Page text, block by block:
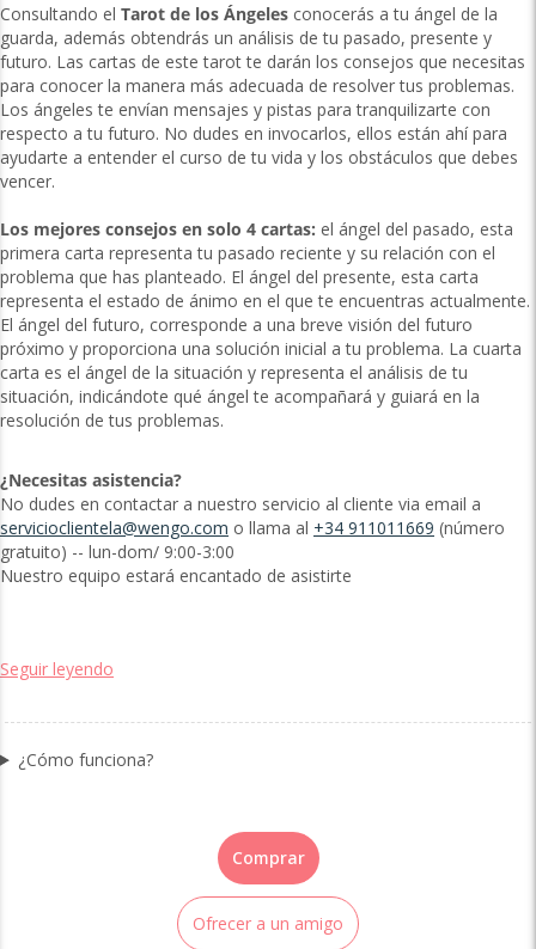
Consultando el Tarot de los Ángeles conocerás a tu ángel de la
guarda, además obtendrás un análisis de tu pasado, presente y
futuro. Las cartas de este tarot te darán los consejos que necesitas
para conocer la manera más adecuada de resolver tus problemas.
Los ángeles te envían mensajes y pistas para tranquilizarte con
respecto a tu futuro. No dudes en invocarlos, ellos están ahí para
ayudarte a entender el curso de tu vida y los obstáculos que debes
vencer.
Los mejores consejos en solo 4 cartas: el ángel del pasado, esta
primera carta representa tu pasado reciente y su relación con el
problema que has planteado. El ángel del presente, esta carta
representa el estado de ánimo en el que te encuentras actualmente.
El ángel del futuro, corresponde a una breve visión del futuro
próximo y proporciona una solución inicial a tu problema. La cuarta
carta es el ángel de la situación y representa el análisis de tu
situación, indicándote qué ángel te acompañará y guiará en la
resolución de tus problemas.
¿Necesitas asistencia?
No dudes en contactar a nuestro servicio al cliente via email a
servicioclientela@wengo.com o llama al +34 911011669
gratuito) -- lun-dom/ 9:00-3:00
Nuestro equipo estará encantado de asistirte
Seguir leyendo
¿Cómo funciona?
Comprar
Ofrecer a un amigo